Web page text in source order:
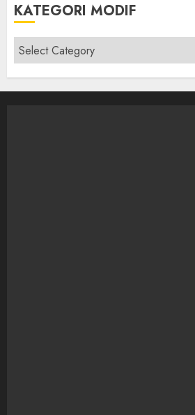
KATEGORI MODIF
Kategori
modif